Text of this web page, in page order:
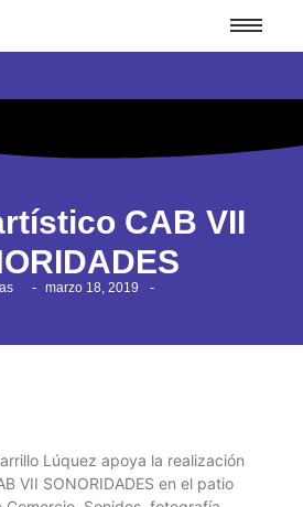
CAB VII
- marzo 18, 2019 -
Lúquez apoya la realización
VII SONORIDADES en el patio